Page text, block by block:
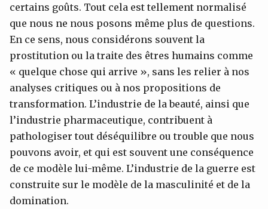
certains goûts. Tout cela est tellement normalisé
que nous ne nous posons même plus de questions.
En ce sens, nous considérons souvent la
prostitution ou la traite des êtres humains comme
« quelque chose qui arrive », sans les relier à nos
analyses critiques ou à nos propositions de
transformation. L’industrie de la beauté, ainsi que
l’industrie pharmaceutique, contribuent à
pathologiser tout déséquilibre ou trouble que nous
pouvons avoir, et qui est souvent une conséquence
de ce modèle lui-même. L’industrie de la guerre est
construite sur le modèle de la masculinité et de la
domination.